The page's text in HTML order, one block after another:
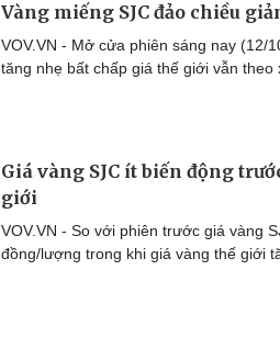
Vàng miếng SJC đảo chiều
VOV.VN - Mở cửa phiên sáng nay (12/
tăng nhẹ bất chấp giá thế giới vẫn theo
Giá vàng SJC ít biến động
giới
VOV.VN - So với phiên trước giá vàng
đồng/lượng trong khi giá vàng thế giới